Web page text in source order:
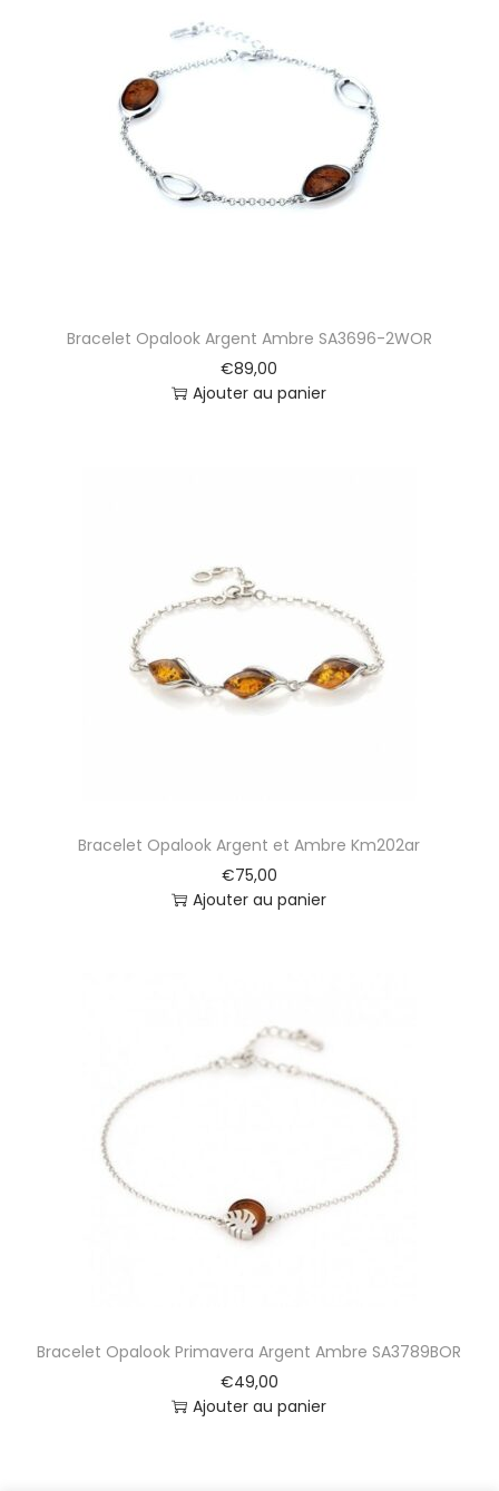
Bracelet Opalook Argent Ambre SA3696-2WOR
€89,00
Ajouter au panier
Bracelet Opalook Argent et Ambre Km202ar
€75,00
Ajouter au panier
Bracelet Opalook Primavera Argent Ambre SA3789BOR
€49,00
Ajouter au panier